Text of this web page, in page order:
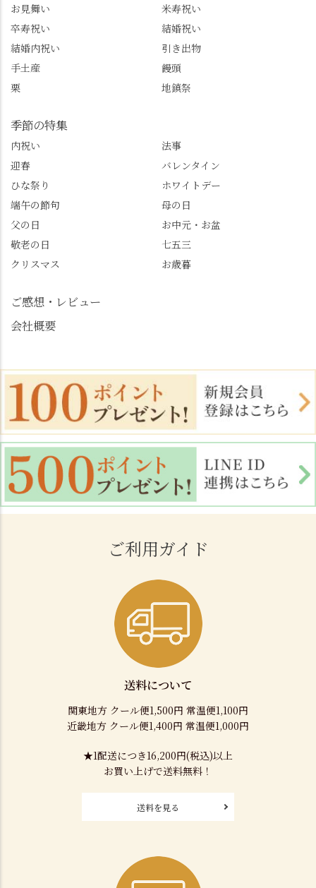
@sense_nagaokakyo 長岡
京市観光協会
@nagaokakyo_tourism ふ
@furufuru_nagaokakyo
物価の値上がりが激し
り活かしていきます💪
西山、ほんまにええと
こです。次はあなたを
🚕✨ #京都西山旅感 #京
都西山 #おもてなしタク
こごろ #勝持寺 #正法寺
#善峯寺 #あじさい #あ
じさい供養 #遊龍の松 #
清竹 #なかの邸 #小倉山
荘 #京都観光 #西京区 #
大原野
お見舞い
米寿祝い
卒寿祝い
結婚祝い
結婚内祝い
引き出物
手土産
饅頭
栗
地鎮祭
季節の特集
内祝い
法事
迎春
バレンタイン
ひな祭り
ホワイトデー
端午の節句
母の日
父の日
お中元・お盆
敬老の日
七五三
クリスマス
お歳暮
ご感想・レビュー
会社概要
ご利用ガイド
送料について
関東地方 クール便1,500円 常温便1,100円
近畿地方 クール便1,400円 常温便1,000円
★1配送につき16,200円(税込)以上
お買い上げで送料無料！
送料を見る